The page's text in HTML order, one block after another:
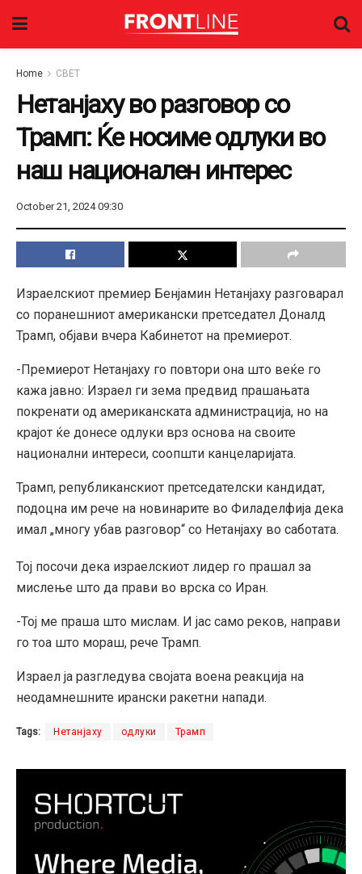
Home СВЕТ
Нетанјаху во разговор со
Трамп: Ќе носиме одлуки во
наш национален интерес
October 21, 2024 09:30
Израелскиот премиер Бенјамин Нетанјаху разговарал
со поранешниот американски претседател Доналд
Трамп, објави вчера Кабинетот на премиерот.
-Премиерот Нетанјаху го повтори она што веќе го
кажа јавно: Израел ги зема предвид прашањата
покренати од американската администрација, но на
крајот ќе донесе одлуки врз основа на своите
национални интереси, соопшти канцеларијата.
Трамп, републиканскиот претседателски кандидат,
подоцна им рече на новинарите во Филаделфија дека
имал „многу убав разговор“ со Нетанјаху во саботата.
Тој посочи дека израелскиот лидер го прашал за
мислење што да прави во врска со Иран.
-Тој ме праша што мислам. И јас само реков, направи
го тоа што мораш, рече Трамп.
Израел ја разгледува својата воена реакција на
неодамнешните ирански ракетни напади.
Tags: Нетанјаху одлуки Трамп